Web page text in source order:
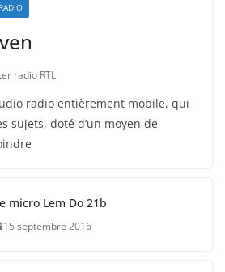
radio RTL
radio entièrement mobile, qui
sujets, doté d’un moyen de
micro Lem Do 21b
15 septembre 2016